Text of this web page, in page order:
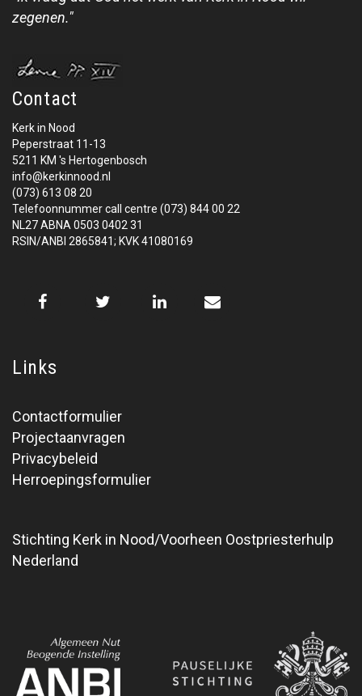
zegenen."
Contact
Kerk in Nood
Peperstraat 11-13
5211 KM 's Hertogenbosch
info@kerkinnood.nl
(073) 613 08 20
Telefoonnummer call centre (073) 844 00 22
NL27 ABNA 0503 0402 31
RSIN/ANBI 2865841; KVK 41080169
Links
Contactformulier
Projectaanvragen
Privacybeleid
Herroepingsformulier
Stichting Kerk in Nood/Voorheen Oostpriesterhulp
Nederland